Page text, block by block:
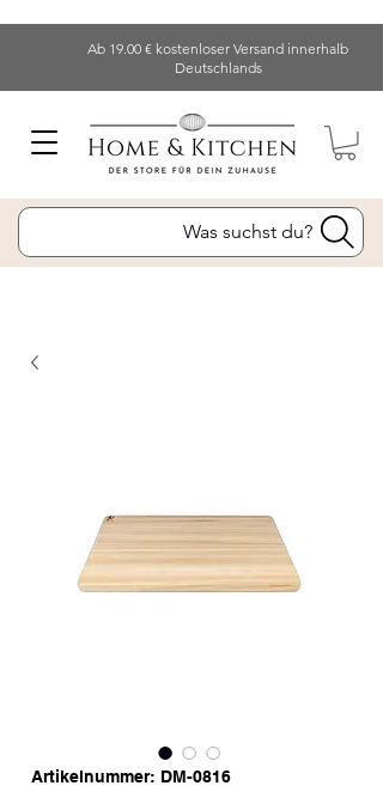
Ab 19.00 € kostenloser Versand innerhalb
Deutschlands
Was suchst du?
Artikelnummer: DM-0816